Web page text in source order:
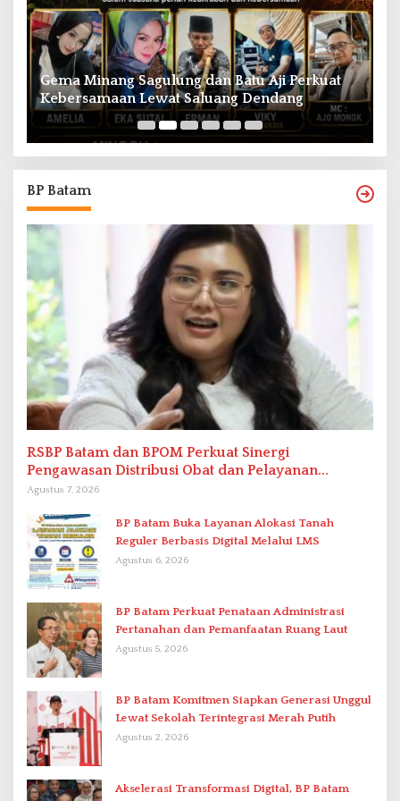
Gema Minang Sagulung dan Batu Aji Perkuat
Kebersamaan Lewat Saluang Dendang
BP Batam
RSBP Batam dan BPOM Perkuat Sinergi
Pengawasan Distribusi Obat dan Pelayanan
Kefarmasian
Agustus 7, 2026
BP Batam Buka Layanan Alokasi Tanah
Reguler Berbasis Digital Melalui LMS
Agustus 6, 2026
BP Batam Perkuat Penataan Administrasi
Pertanahan dan Pemanfaatan Ruang Laut
Agustus 5, 2026
BP Batam Komitmen Siapkan Generasi Unggul
Lewat Sekolah Terintegrasi Merah Putih
Agustus 2, 2026
Akselerasi Transformasi Digital, BP Batam